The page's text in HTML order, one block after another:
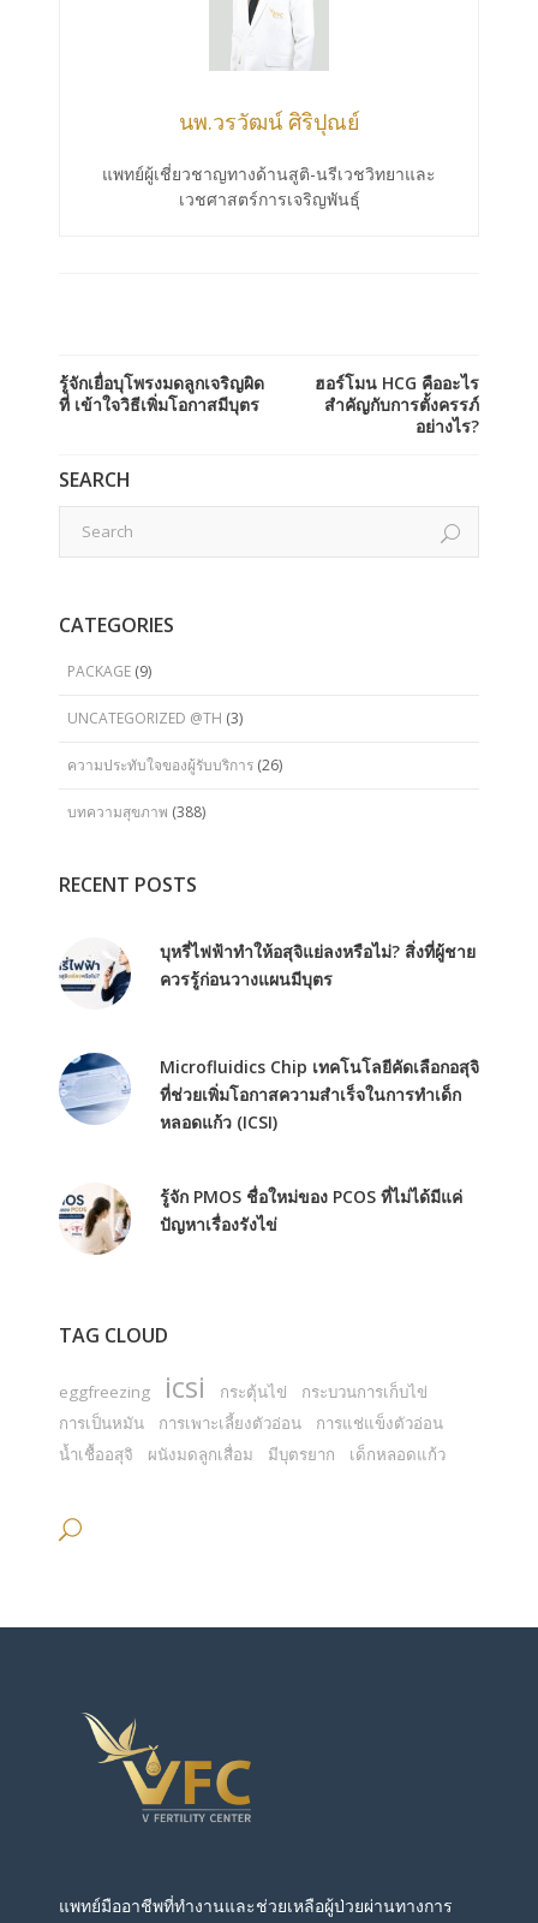
นพ.วรวัฒน์ ศิริปุณย์
แพทย์ผู้เชี่ยวชาญทางด้านสูติ-นรีเวชวิทยาและ
เวชศาสตร์การเจริญพันธุ์
รู้จักเยื่อบุโพรงมดลูกเจริญผิด
ที่ เข้าใจวิธีเพิ่มโอกาสมีบุตร
ฮอร์โมน HCG คืออะไร
สำคัญกับการตั้งครรภ์
อย่างไร?
SEARCH
CATEGORIES
PACKAGE (9)
UNCATEGORIZED @TH (3)
ความประทับใจของผู้รับบริการ (26)
บทความสุขภาพ (388)
RECENT POSTS
บุหรี่ไฟฟ้าทำให้อสุจิแย่ลงหรือไม่? สิ่งที่ผู้ชาย
ควรรู้ก่อนวางแผนมีบุตร
Microfluidics Chip เทคโนโลยีคัดเลือกอสุจิ
ที่ช่วยเพิ่มโอกาสความสำเร็จในการทำเด็ก
หลอดแก้ว (ICSI)
รู้จัก PMOS ชื่อใหม่ของ PCOS ที่ไม่ได้มีแค่
ปัญหาเรื่องรังไข่
TAG CLOUD
eggfreezing icsi กระตุ้นไข่
กระบวนการเก็บไข่
การเป็นหมัน
การเพาะเลี้ยงตัวอ่อน
การแช่แข็งตัวอ่อน
น้ำเชื้ออสุจิ
ผนังมดลูกเสื่อม มีบุตรยาก เด็กหลอดแก้ว
แพทย์มืออาชีพที่ทำงานและช่วยเหลือผู้ป่วยผ่านทางการ